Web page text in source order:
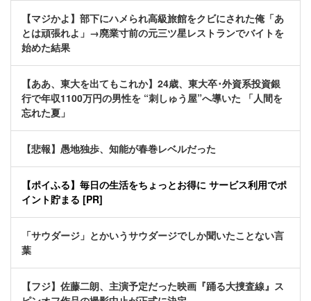
【マジかよ】部下にハメられ高級旅館をクビにされた俺「あ
とは頑張れよ」→廃業寸前の元三ツ星レストランでバイトを
始めた結果
【ああ、東大を出てもこれか】24歳、東大卒･外資系投資銀
行で年収1100万円の男性を “刺しゅう屋”へ導いた 「人間を
忘れた夏」
【悲報】愚地独歩、知能が春巻レベルだった
【ポイふる】毎日の生活をちょっとお得に サービス利用でポ
イント貯まる [PR]
「サウダージ」とかいうサウダージでしか聞いたことない言
葉
【フジ】佐藤二朗、主演予定だった映画『踊る大捜査線』ス